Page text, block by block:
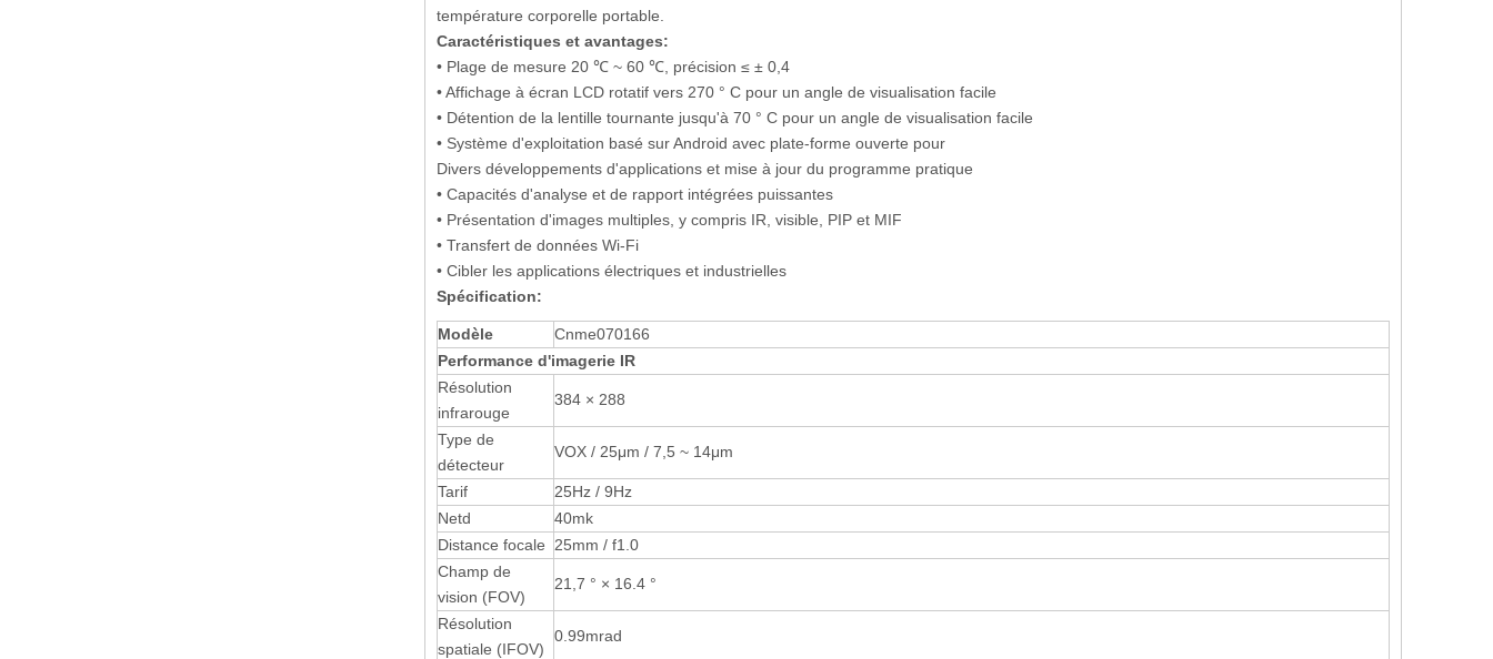
température corporelle portable.
Caractéristiques et avantages:
• Plage de mesure 20 ℃ ~ 60 ℃, précision ≤ ± 0,4
• Affichage à écran LCD rotatif vers 270 ° C pour un angle de visualisation facile
• Détention de la lentille tournante jusqu'à 70 ° C pour un angle de visualisation facile
• Système d'exploitation basé sur Android avec plate-forme ouverte pour
Divers développements d'applications et mise à jour du programme pratique
• Capacités d'analyse et de rapport intégrées puissantes
• Présentation d'images multiples, y compris IR, visible, PIP et MIF
• Transfert de données Wi-Fi
• Cibler les applications électriques et industrielles
Spécification:
Modèle
Cnme070166
Performance d'imagerie IR
Résolution
infrarouge
384 × 288
Type de
détecteur
VOX / 25μm / 7,5 ~ 14μm
Tarif
25Hz / 9Hz
Netd
40mk
Distance focale
25mm / f1.0
Champ de
vision (FOV)
21,7 ° × 16.4 °
Résolution
spatiale (IFOV)
0.99mrad